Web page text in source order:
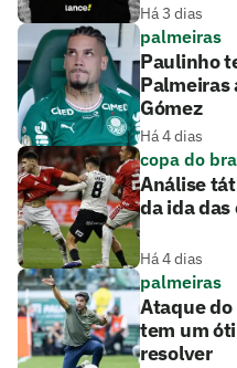
Há 3 dias
palmeiras
Paulinho
Palmeiras
Gómez
Há 4 dias
copa do
Análise
da ida das
Há 4 dias
palmeiras
Ataque do
tem um
resolver